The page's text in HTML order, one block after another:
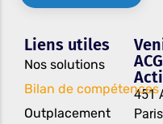
Liens utiles
Nos solutions
Bilan de compétences
Outplacement
451